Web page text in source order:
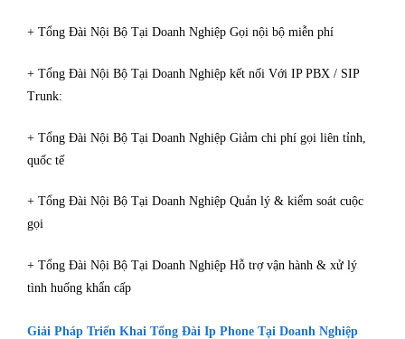
+ Tổng Đài Nội Bộ Tại Doanh Nghiệp Gọi nội bộ miễn phí
+ Tổng Đài Nội Bộ Tại Doanh Nghiệp kết nối Với IP PBX / SIP
Trunk:
+ Tổng Đài Nội Bộ Tại Doanh Nghiệp Giảm chi phí gọi liên tỉnh,
quốc tế
+ Tổng Đài Nội Bộ Tại Doanh Nghiệp Quản lý & kiểm soát cuộc
gọi
+ Tổng Đài Nội Bộ Tại Doanh Nghiệp Hỗ trợ vận hành & xử lý
tình huống khẩn cấp
Giải Pháp Triển Khai Tổng Đài Ip Phone Tại Doanh Nghiệp